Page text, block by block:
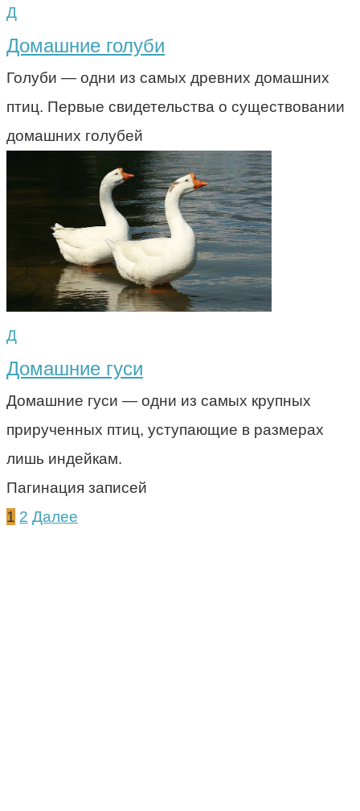
Д
Домашние голуби
Голуби — одни из самых древних домашних
птиц. Первые свидетельства о существовании
домашних голубей
Д
Домашние гуси
Домашние гуси — одни из самых крупных
прирученных птиц, уступающие в размерах
лишь индейкам.
Пагинация записей
1 2 Далее